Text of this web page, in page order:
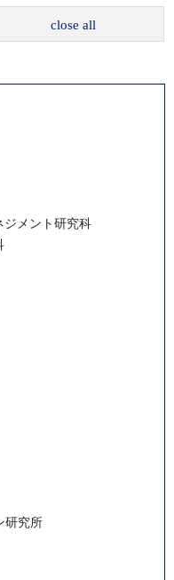
close all
ジメント研究科
研究所